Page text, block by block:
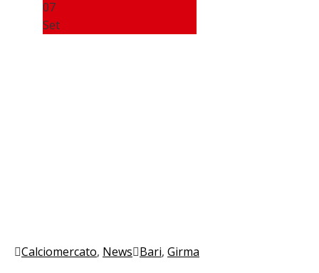
07
Set
Calciomercato, News Bari, Girma